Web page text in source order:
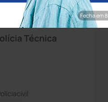
Atendimento
pai na última
Técnica
Fecha em